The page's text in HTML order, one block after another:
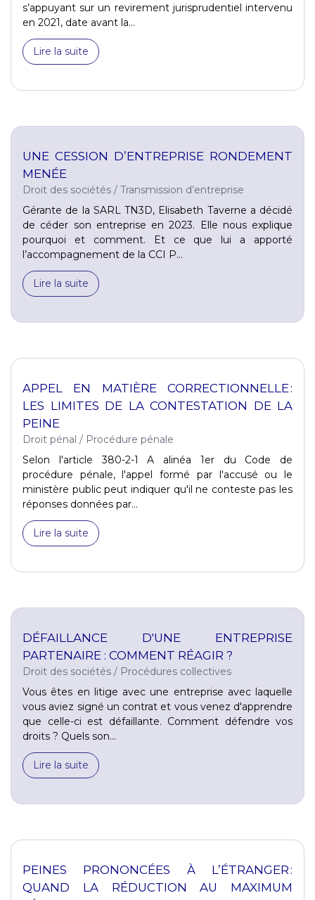
s’appuyant sur un revirement jurisprudentiel intervenu
en 2021, date avant la...
Lire la suite
UNE CESSION D’ENTREPRISE RONDEMENT
MENÉE
Droit des sociétés / Transmission d’entreprise
Gérante de la SARL TN3D, Elisabeth Taverne a décidé
de céder son entreprise en 2023. Elle nous explique
pourquoi et comment. Et ce que lui a apporté
l’accompagnement de la CCI P...
Lire la suite
APPEL EN MATIÈRE CORRECTIONNELLE :
LES LIMITES DE LA CONTESTATION DE LA
PEINE
Droit pénal / Procédure pénale
Selon l'article 380-2-1 A alinéa 1er du Code de
procédure pénale, l'appel formé par l'accusé ou le
ministère public peut indiquer qu'il ne conteste pas les
réponses données par...
Lire la suite
DÉFAILLANCE D'UNE ENTREPRISE
PARTENAIRE : COMMENT RÉAGIR ?
Droit des sociétés / Procédures collectives
Vous êtes en litige avec une entreprise avec laquelle
vous aviez signé un contrat et vous venez d'apprendre
que celle-ci est défaillante. Comment défendre vos
droits ? Quels son...
Lire la suite
PEINES PRONONCÉES À L’ÉTRANGER :
QUAND LA RÉDUCTION AU MAXIMUM